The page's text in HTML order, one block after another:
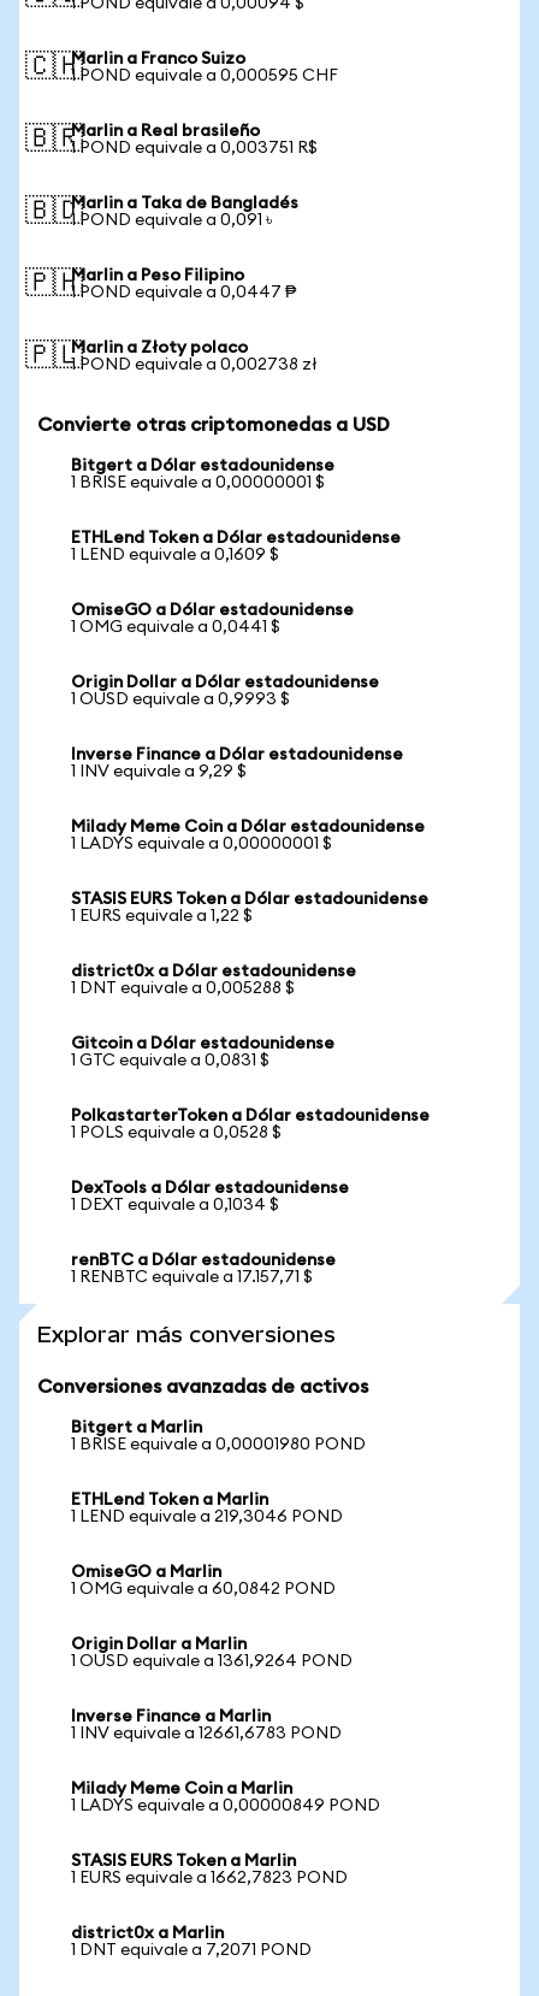
1 POND equivale a 0,00094 $
🇨🇭Marlin a Franco Suizo
1 POND equivale a 0,000595 CHF
🇧🇷Marlin a Real brasileño
1 POND equivale a 0,003751 R$
🇧🇩Marlin a Taka de Bangladés
1 POND equivale a 0,091 ৳
🇵🇭Marlin a Peso Filipino
1 POND equivale a 0,0447 ₱
🇵🇱Marlin a Złoty polaco
1 POND equivale a 0,002738 zł
Convierte otras criptomonedas a USD
Bitgert a Dólar estadounidense
1 BRISE equivale a 0,00000001 $
ETHLend Token a Dólar estadounidense
1 LEND equivale a 0,1609 $
OmiseGO a Dólar estadounidense
1 OMG equivale a 0,0441 $
Origin Dollar a Dólar estadounidense
1 OUSD equivale a 0,9993 $
Inverse Finance a Dólar estadounidense
1 INV equivale a 9,29 $
Milady Meme Coin a Dólar estadounidense
1 LADYS equivale a 0,00000001 $
STASIS EURS Token a Dólar estadounidense
1 EURS equivale a 1,22 $
district0x a Dólar estadounidense
1 DNT equivale a 0,005288 $
Gitcoin a Dólar estadounidense
1 GTC equivale a 0,0831 $
PolkastarterToken a Dólar estadounidense
1 POLS equivale a 0,0528 $
DexTools a Dólar estadounidense
1 DEXT equivale a 0,1034 $
renBTC a Dólar estadounidense
1 RENBTC equivale a 17.157,71 $
Explorar más conversiones
Conversiones avanzadas de activos
Bitgert a Marlin
1 BRISE equivale a 0,00001980 POND
ETHLend Token a Marlin
1 LEND equivale a 219,3046 POND
OmiseGO a Marlin
1 OMG equivale a 60,0842 POND
Origin Dollar a Marlin
1 OUSD equivale a 1361,9264 POND
Inverse Finance a Marlin
1 INV equivale a 12661,6783 POND
Milady Meme Coin a Marlin
1 LADYS equivale a 0,00000849 POND
STASIS EURS Token a Marlin
1 EURS equivale a 1662,7823 POND
district0x a Marlin
1 DNT equivale a 7,2071 POND